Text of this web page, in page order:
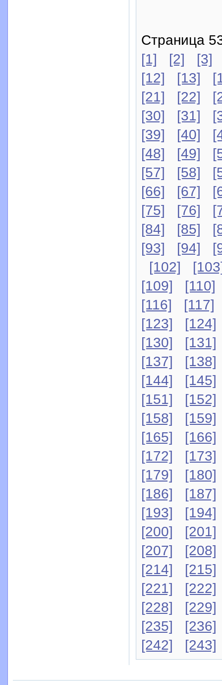
Страница
[1]
[2]
[3]
[12]
[13]
[21]
[22]
[30]
[31]
[39]
[40]
[48]
[49]
[57]
[58]
[66]
[67]
[75]
[76]
[84]
[85]
[93]
[94]
[102]
[109]
[110]
[116]
[117]
[123]
[124]
[130]
[131]
[137]
[138]
[144]
[145]
[151]
[152]
[158]
[159]
[165]
[166]
[172]
[173]
[179]
[180]
[186]
[187]
[193]
[194]
[200]
[201]
[207]
[208]
[214]
[215]
[221]
[222]
[228]
[229]
[235]
[236]
[242]
[243]